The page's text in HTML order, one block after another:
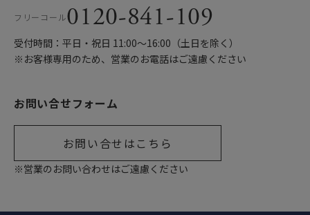
フリーコール0120-841-109
受付時間：平日・祝日 11:00〜16:00（土日を除く）
※お客様専用のため、営業のお電話はご遠慮ください
お問い合せフォーム
お問い合せはこちら
※営業のお問い合わせはご遠慮ください